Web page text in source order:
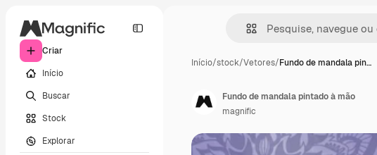
Criar
Início
Buscar
Stock
Explorar
Início/stock/Vetores/Fundo de mandala pin…
Fundo de mandala pintado à mão
magnific